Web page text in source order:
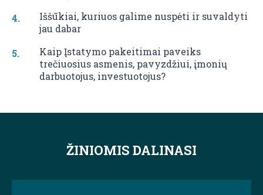
Iššūkiai, kuriuos galime nuspėti ir suvaldyti
jau dabar
Kaip Įstatymo pakeitimai paveiks
trečiuosius asmenis, pavyzdžiui, įmonių
darbuotojus, investuotojus?
ŽINIOMIS DALINASI